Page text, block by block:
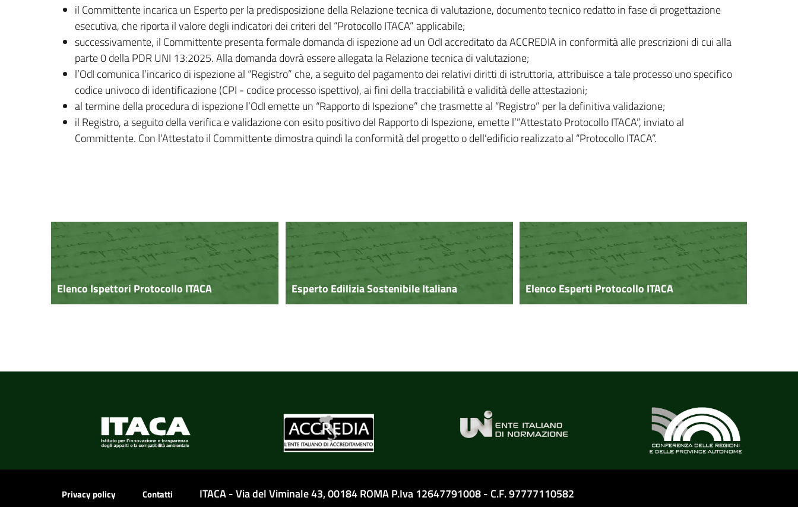
il Committente incarica un Esperto per la predisposizione della Relazione tecnica di valutazione, documento tecnico redatto in fase di progettazione
esecutiva, che riporta il valore degli indicatori dei criteri del “Protocollo ITACA” applicabile;
successivamente, il Committente presenta formale domanda di ispezione ad un OdI accreditato da ACCREDIA in conformità alle prescrizioni di cui alla
parte 0 della PDR UNI 13:2025. Alla domanda dovrà essere allegata la Relazione tecnica di valutazione;
l’OdI comunica l’incarico di ispezione al “Registro” che, a seguito del pagamento dei relativi diritti di istruttoria, attribuisce a tale processo uno specifico
codice univoco di identificazione (CPI - codice processo ispettivo), ai fini della tracciabilità e validità delle attestazioni;
al termine della procedura di ispezione l’OdI emette un “Rapporto di Ispezione” che trasmette al “Registro” per la definitiva validazione;
il Registro, a seguito della verifica e validazione con esito positivo del Rapporto di Ispezione, emette l’”Attestato Protocollo ITACA”, inviato al
Committente. Con l’Attestato il Committente dimostra quindi la conformità del progetto o dell’edificio realizzato al “Protocollo ITACA”.
Elenco Ispettori Protocollo ITACA Esperto Edilizia Sostenibile Italiana Elenco Esperti Protocollo ITACA
Privacy policy Contatti ITACA - Via del Viminale 43, 00184 ROMA P.Iva 12647791008 - C.F. 97777110582